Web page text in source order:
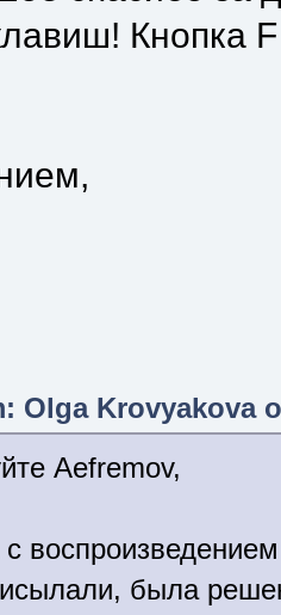
Кнопка
Olga Krovyakova
Aefremov,
была